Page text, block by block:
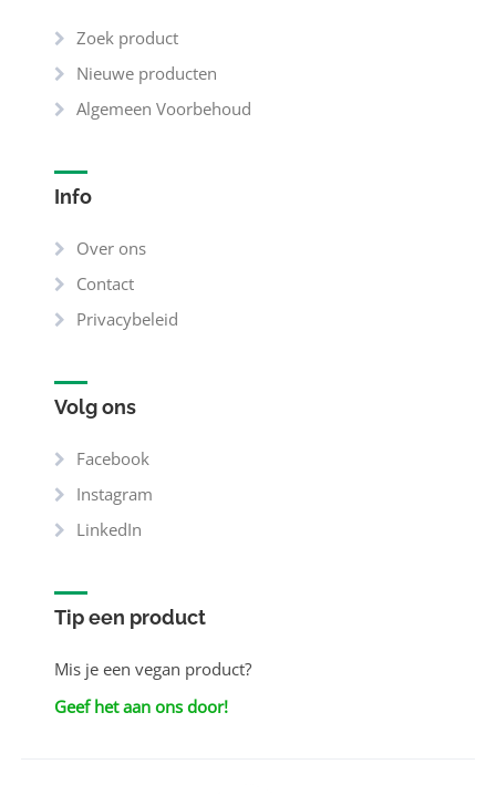
Zoek product
Nieuwe producten
Algemeen Voorbehoud
Info
Over ons
Contact
Privacybeleid
Volg ons
Facebook
Instagram
LinkedIn
Tip een product
Mis je een vegan product?
Geef het aan ons door!